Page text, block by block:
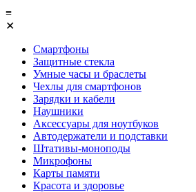
≡
✕
Смартфоны
Защитные стекла
Умные часы и браслеты
Чехлы для смартфонов
Зарядки и кабели
Наушники
Аксессуары для ноутбуков
Автодержатели и подставки
Штативы-моноподы
Микрофоны
Карты памяти
Красота и здоровье